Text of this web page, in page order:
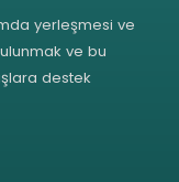
yerleşmesi ve
ve bu
destek